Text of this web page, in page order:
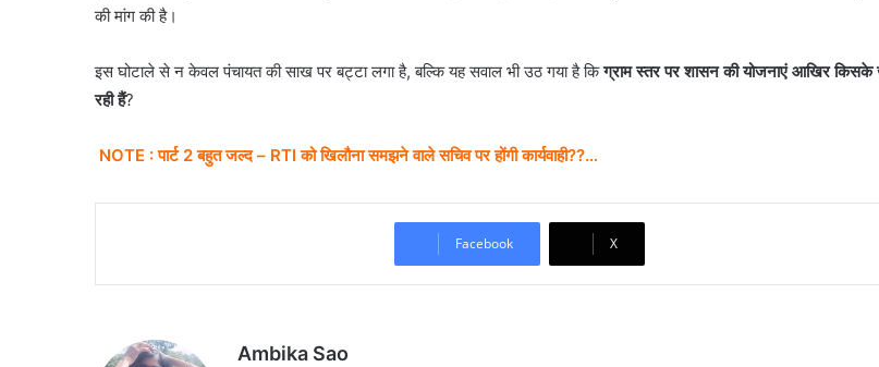
की मांग की है।
इस घोटाले से न केवल पंचायत की साख पर बट्टा लगा है, बल्कि यह सवाल भी उठ गया है किग्राम स्तर पर शासन की योजनाएं आखिर
रही हैं?
NOTE : पार्ट 2 बहुत जल्द – RTI को खिलौना समझने वाले सचिव पर होंगी कार्यवाही??…
Facebook X
Ambika Sao